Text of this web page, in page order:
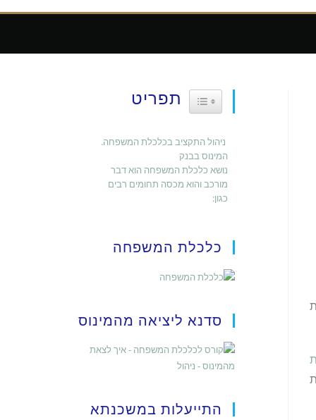
תפריט
Toggle Table Of Content
ניהול התקציב בכלכלת המשפחה.
המינוס בבנק
נושא כלכלת המשפחה הוא דבר
מורכב והוא מכסה תחומים רבים
כגון:
כלכלת המשפחה
סדנא ליציאה מהמינוס
התייעלות במשכנתא